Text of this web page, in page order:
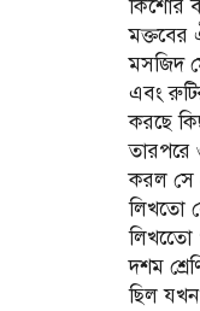
কিশোর
মসজিদ
এবং
করছে
তারপরে
করল সে
লিখতো
লিখতেো
দশম
ছিল